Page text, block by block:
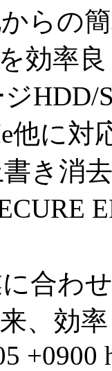
らの
効率
HDD/
他に対
き消
合わ
、効
+0900